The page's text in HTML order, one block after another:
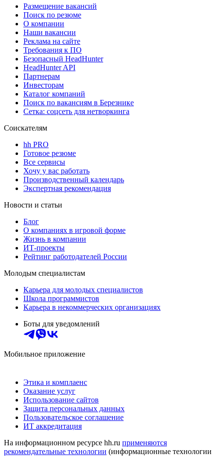
Размещение вакансий
Поиск по резюме
О компании
Наши вакансии
Реклама на сайте
Требования к ПО
Безопасный HeadHunter
HeadHunter API
Партнерам
Инвесторам
Каталог компаний
Поиск по вакансиям в Березнике
Сетка: соцсеть для нетворкинга
Соискателям
hh PRO
Готовое резюме
Все сервисы
Хочу у вас работать
Производственный календарь
Экспертная рекомендация
Новости и статьи
Блог
О компаниях в игровой форме
Жизнь в компании
ИТ-проекты
Рейтинг работодателей России
Молодым специалистам
Карьера для молодых специалистов
Школа программистов
Карьера в некоммерческих организациях
Боты для уведомлений
Мобильное приложение
Этика и комплаенс
Оказание услуг
Использование сайтов
Защита персональных данных
Пользовательское соглашение
ИТ аккредитация
На информационном ресурсе hh.ru применяются
рекомендательные технологии (информационные технологии